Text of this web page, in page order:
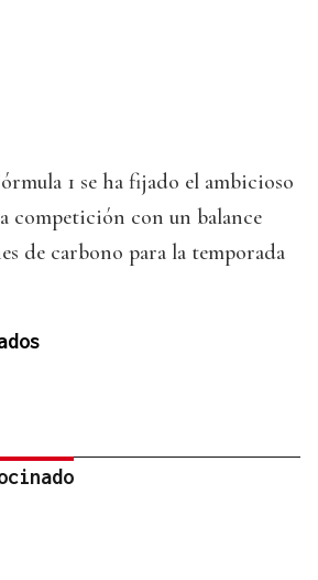
1 se ha fijado el ambicioso
competición con un balance
de carbono para la temporada